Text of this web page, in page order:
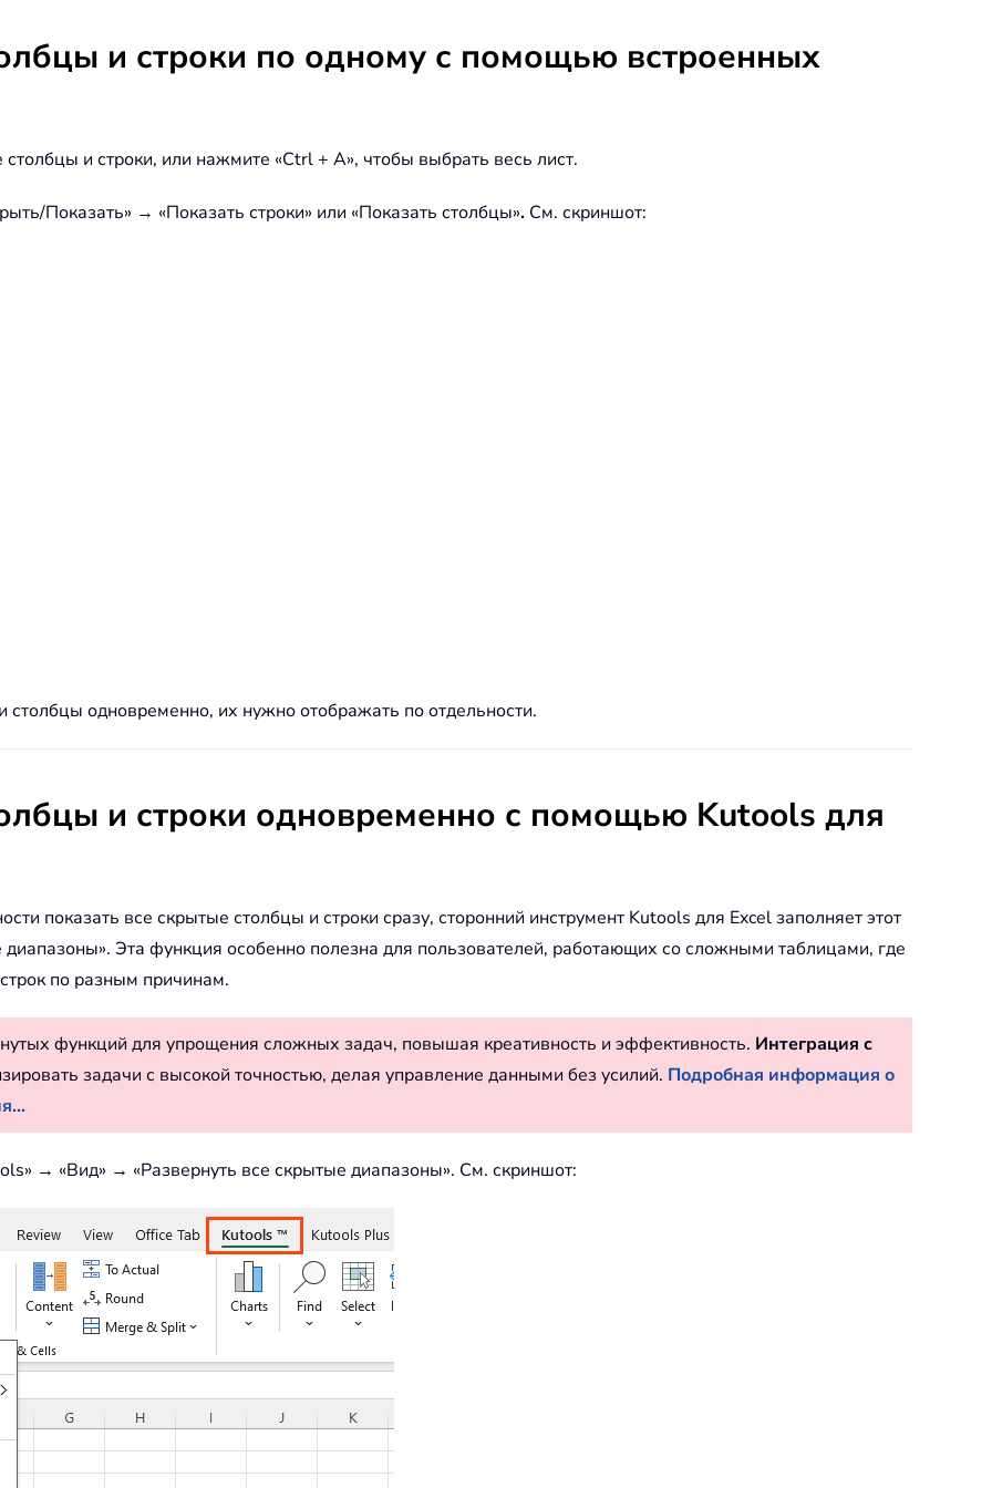
и строки по одному с помощью встроенных
и строки, или нажмите «Ctrl + A», чтобы выбрать весь лист.
Показать» → «Показать строки» или «Показать столбцы». См. скриншот:
столбцы одновременно, их нужно отображать по отдельности.
и строки одновременно с помощью Kutools для
показать все скрытые столбцы и строки сразу, сторонний инструмент Kutools для Excel заполняет этот
Эта функция особенно полезна для пользователей, работающих со сложными таблицами, где
по разным причинам.
функций для упрощения сложных задач, повышая креативность и эффективность. Интеграция с
задачи с высокой точностью, делая управление данными без усилий. Подробная информация о
→ «Вид» → «Развернуть все скрытые диапазоны». См. скриншот: